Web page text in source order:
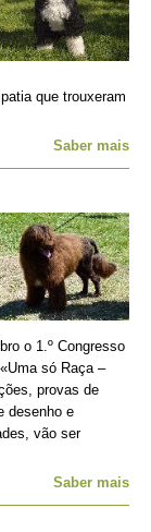
que trouxeram
Saber mais
o 1.º Congresso
só Raça –
provas de
desenho e
vão ser
Saber mais